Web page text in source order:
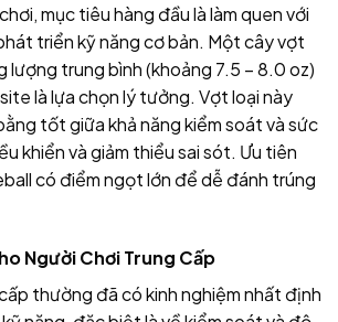
mục tiêu hàng đầu là làm quen với
triển kỹ năng cơ bản. Một cây vợt
lượng trung bình (khoảng 7.5 – 8.0 oz)
là lựa chọn lý tưởng. Vợt loại này
tốt giữa khả năng kiểm soát và sức
khiển và giảm thiểu sai sót. Ưu tiên
có điểm ngọt lớn để dễ đánh trúng
Người Chơi Trung Cấp
thường đã có kinh nghiệm nhất định